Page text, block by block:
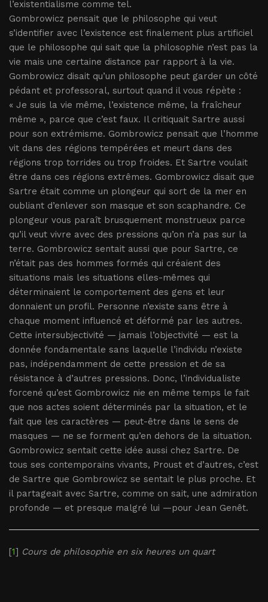
l’existentialisme comme tel.
Gombrowicz pensait que le philosophe qui veut
s’identifier avec l’existence est finalement plus artificiel
que le philosophe qui sait que la philosophie n’est pas la
vie mais une certaine distance par rapport à la vie.
Gombrowicz disait qu’un philosophe peut garder un côté
pédant et professoral, surtout quand il vous répète :
« Je suis la vie même, l’existence même, la fraîcheur
même », parce que c’est faux. Il critiquait Sartre aussi
pour son extrémisme. Gombrowicz pensait que l’homme
vit dans des régions tempérées et meurt dans des
régions trop torrides ou trop froides. Et Sartre voulait
être dans ces régions extrêmes. Gombrowicz disait que
Sartre était comme un plongeur qui sort de la mer en
oubliant d’enlever son masque et son scaphandre. Ce
plongeur vous paraît brusquement monstrueux parce
qu’il veut vivre avec des pressions qu’on n’a pas sur la
terre. Gombrowicz sentait aussi que pour Sartre, ce
n’était pas des hommes formés qui créaient des
situations mais les situations elles-mêmes qui
déterminaient le comportement des gens et leur
donnaient un profil. Personne n’existe sans être à
chaque moment influencé et déformé par les autres.
Cette intersubjectivité — jamais l’objectivité — est la
donnée fondamentale sans laquelle l’individu n’existe
pas, indépendamment de cette pression et de sa
résistance à d’autres pressions. Donc, l’individualiste
forcené qu’est Gombrowicz nie en même temps le fait
que nos actes soient déterminés par la situation, et le
fait que les caractères — peut-être dans le sens de
masques — ne se forment qu’en dehors de la situation.
Gombrowicz sentait cette idée aussi chez Sartre. De
tous ses contemporains vivants, Proust et d’autres, c’est
de Sartre que Gombrowicz se sentait le plus proche. Et
il partageait avec Sartre, comme on sait, une admiration
profonde — et presque malgré lui —pour Jean Genêt.
[1] Cours de philosophie en six heures un quart